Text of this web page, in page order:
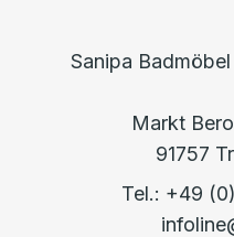
Sanipa
Markt
91757
Tel.: +49